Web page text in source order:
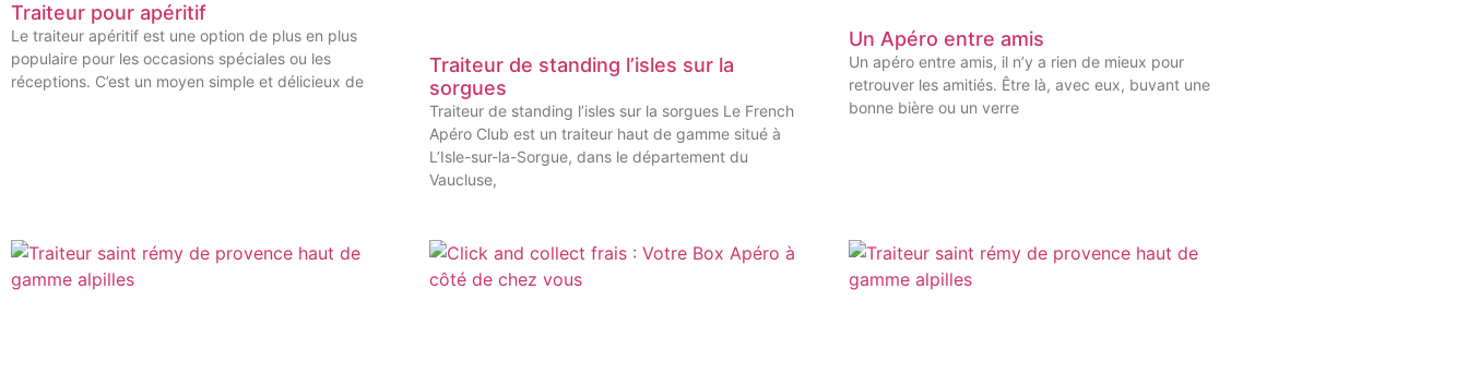
Traiteur pour apéritif
Le traiteur apéritif est une option de plus en plus
populaire pour les occasions spéciales ou les
réceptions. C’est un moyen simple et délicieux de
Traiteur de standing l’isles sur la
sorgues
Traiteur de standing l’isles sur la sorgues Le French
Apéro Club est un traiteur haut de gamme situé à
L’Isle-sur-la-Sorgue, dans le département du
Vaucluse,
Un Apéro entre amis
Un apéro entre amis, il n’y a rien de mieux pour
retrouver les amitiés. Être là, avec eux, buvant une
bonne bière ou un verre